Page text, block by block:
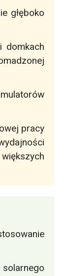
głęboko
domkach
pracy
solarnego